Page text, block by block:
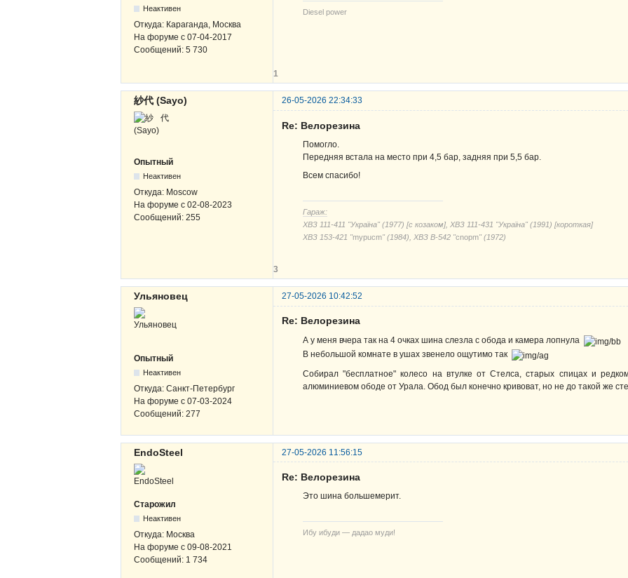
Неактивен
Откуда: Караганда, Москва
На форуме с 07-04-2017
Сообщений: 5 730
Diesel power
1
紗代 (Sayo) 26-05-2026 22:34:33
Опытный
Неактивен
Откуда: Moscow
На форуме с 02-08-2023
Сообщений: 255
Re: Велорезина
Помогло.
Передняя встала на место при 4,5 бар, задняя при 5,5 бар.
Всем спасибо!
Гараж:
ХВЗ 111-411 "Україна" (1977) [с козаком], ХВЗ 111-431 "Україна" (1991) [короткая]
ХВЗ 153-421 "mypucm" (1984), ХВЗ В-542 "cnорm" (1972)
3
Ульяновец 27-05-2026 10:42:52
Опытный
Неактивен
Откуда: Санкт-Петербург
На форуме с 07-03-2024
Сообщений: 277
Re: Велорезина
А у меня вчера так на 4 очках шина слезла с обода и камера лопнула
В небольшой комнате в ушах звенело ощутимо так
Собирал "бесплатное" колесо на втулке от Стелса, старых спицах и
алюминиевом ободе от Урала. Обод был конечно кривоват, но не до такой же
EndoSteel 27-05-2026 11:56:15
Старожил
Неактивен
Откуда: Москва
На форуме с 09-08-2021
Сообщений: 1 734
Re: Велорезина
Это шина большемерит.
Ибу ибуди — дадао муди!